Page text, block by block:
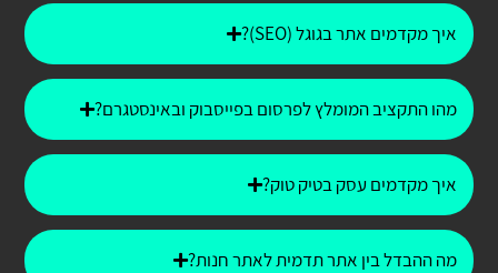
איך מקדמים אתר בגוגל (SEO)?
מהו התקציב המומלץ לפרסום בפייסבוק ובאינסטגרם?
איך מקדמים עסק בטיק טוק?
מה ההבדל בין אתר תדמית לאתר חנות?